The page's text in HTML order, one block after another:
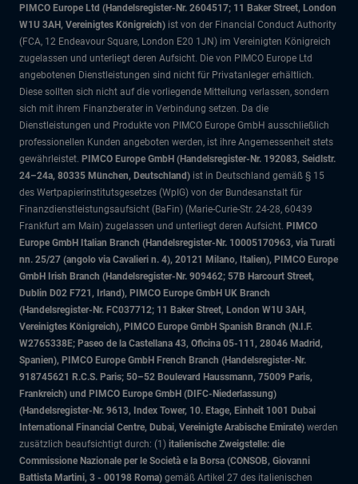
PIMCO Europe Ltd (Handelsregister-Nr. 2604517; 11 Baker Street, London
W1U 3AH, Vereinigtes Königreich) ist von der Financial Conduct Authority
(FCA, 12 Endeavour Square, London E20 1JN) im Vereinigten Königreich
zugelassen und unterliegt deren Aufsicht. Die von PIMCO Europe Ltd
angebotenen Dienstleistungen sind nicht für Privatanleger erhältlich.
Diese sollten sich nicht auf die vorliegende Mitteilung verlassen, sondern
sich mit ihrem Finanzberater in Verbindung setzen. Da die
Dienstleistungen und Produkte von PIMCO Europe GmbH ausschließlich
professionellen Kunden angeboten werden, ist ihre Angemessenheit stets
gewährleistet. PIMCO Europe GmbH (Handelsregister-Nr. 192083, Seidlstr.
24–24a, 80335 München, Deutschland) ist in Deutschland gemäß § 15
des Wertpapierinstitutsgesetzes (WpIG) von der Bundesanstalt für
Finanzdienstleistungsaufsicht (BaFin) (Marie-Curie-Str. 24-28, 60439
Frankfurt am Main) zugelassen und unterliegt deren Aufsicht. PIMCO
Europe GmbH Italian Branch (Handelsregister-Nr. 10005170963, via Turati
nn. 25/27 (angolo via Cavalieri n. 4), 20121 Milano, Italien), PIMCO Europe
GmbH Irish Branch (Handelsregister-Nr. 909462; 57B Harcourt Street,
Dublin D02 F721, Irland), PIMCO Europe GmbH UK Branch
(Handelsregister-Nr. FC037712; 11 Baker Street, London W1U 3AH,
Vereinigtes Königreich), PIMCO Europe GmbH Spanish Branch (N.I.F.
W2765338E; Paseo de la Castellana 43, Oficina 05-111, 28046 Madrid,
Spanien), PIMCO Europe GmbH French Branch (Handelsregister-Nr.
918745621 R.C.S. Paris; 50–52 Boulevard Haussmann, 75009 Paris,
Frankreich) und PIMCO Europe GmbH (DIFC-Niederlassung)
(Handelsregister-Nr. 9613, Index Tower, 10. Etage, Einheit 1001 Dubai
International Financial Centre, Dubai, Vereinigte Arabische Emirate) werden
zusätzlich beaufsichtigt durch: (1) italienische Zweigstelle: die
Commissione Nazionale per le Società e la Borsa (CONSOB, Giovanni
Battista Martini, 3 - 00198 Roma) gemäß Artikel 27 des italienischen